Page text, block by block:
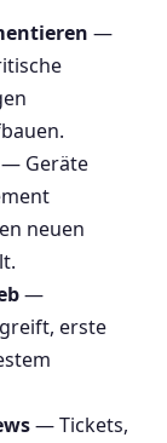
—
— Geräte
neuen
—
erste
— Tickets,